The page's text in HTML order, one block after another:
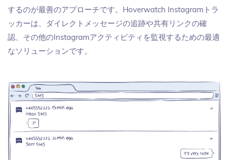
するのが最善のアプローチです。Hoverwatch Instagramトラ
ッカーは、ダイレクトメッセージの追跡や共有リンクの確
認、その他のInstagramアクティビティを監視するための最適
なソリューションです。